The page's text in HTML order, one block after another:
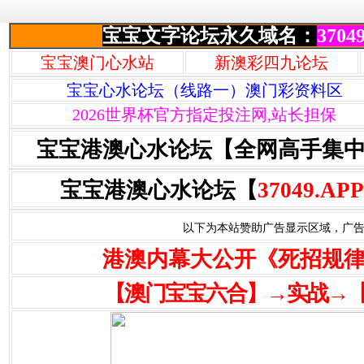
宝宝文字论坛永久域名：
宝宝澳门心水站
新澳彩四九论坛
宝宝心水论坛（线路一）澳门彩资料区
2026世界杯官方指定投注网,站长担保
宝宝港澳心水论坛【全网高手集
宝宝港澳心水论坛【37049.APP
以下为本站赞助广告显示区域，广
港澳内幕大公开《死招规
【澳门宝宝六合】→实战→